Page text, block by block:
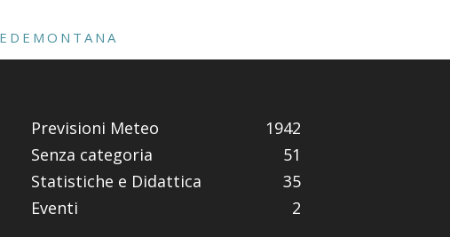
Previsioni Meteo
1942
Senza categoria
51
Statistiche e Didattica
35
Eventi
2